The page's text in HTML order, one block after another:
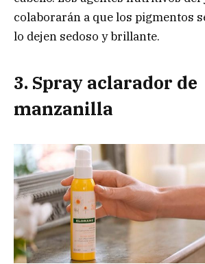
colaborarán a que los pigmentos
lo dejen sedoso y brillante.
3. Spray aclarador de
manzanilla